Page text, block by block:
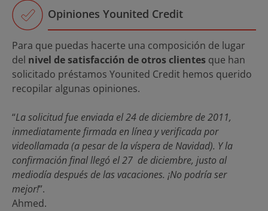
Opiniones Younited Credit
Para que puedas hacerte una composición de lugar
del nivel de satisfacción de otros clientes que han
solicitado préstamos Younited Credit hemos querido
recopilar algunas opiniones.
“La solicitud fue enviada el 24 de diciembre de 2011,
inmediatamente firmada en línea y verificada por
videollamada (a pesar de la víspera de Navidad). Y la
confirmación final llegó el 27 de diciembre, justo al
mediodía después de las vacaciones. ¡No podría ser
mejor!”.
Ahmed.